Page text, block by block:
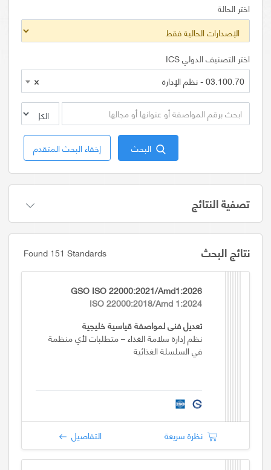
اختر الحالة
اختر التصنيف الدولي ICS
×
03.100.70 - نظم الإدارة
البحث إخفاء البحث المتقدم
تصفية النتائج
نتائج البحث Found 151 Standards
GSO ISO 22000:2021/Amd1:2026
ISO 22000:2018/Amd 1:2024
تعديل فني لمواصفة قياسية خليجية
نظم إدارة سلامة الغذاء – متطلبات لأي منظمة
في السلسلة الغذائية
نظرة سريعة التفاصيل